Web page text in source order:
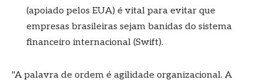
(apoiado pelos EUA) é vital para evitar que
empresas brasileiras sejam banidas do sistema
financeiro internacional (Swift).
"A palavra de ordem é agilidade organizacional. A